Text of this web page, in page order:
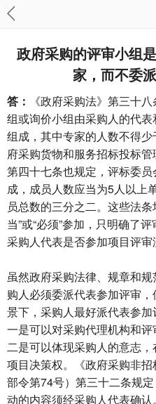
政府采购的评审小组
家，而不委
答：
《政府采购法》第三十
组或询价小组由采购人的代
组成，其中专家的人数不得
府采购货物和服务招标投标管
第四十七条也规定，评标委
成，成员人数应当为5人以上
员总数的三分之二。这些法
当”或“必须”参加，只明确了
采购人代表是否参加项目评审
虽然政府采购法律、规章和
购人必须委派代表参加评审
景下，采购人最好派代表参
一是可以对采购代理机构和
二是可以体现采购人的意志
项目决策权。《政府采购非
部令第74号）第三十二条规
动的内容须经采购人代表确